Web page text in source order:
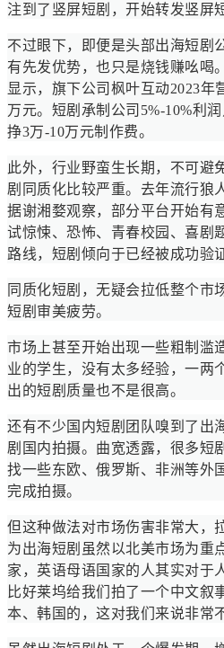
注到了竖屏短剧，开始转发竖屏
不过眼下，即便是头部出海短剧
有先发优势，也只是烧钱赚吆喝
显示，旗下公司枫叶互动2023年
万元。短剧承制公司5%-10%利
挣3万-10万元制作费。
此外，行业野蛮生长期，不可避
剧同质化比较严重。去年流行狼
据谢湘婺观察，部分平台开始有
试惊悚、恐怖、青春校园、喜剧
路线，短剧倾向于已经被成功验
同质化短剧，无疑会拉低整个市
短剧审美疲劳。
市场上甚至开始出现一些粗制滥
业的学生，没有太多经验，一两
出的短剧质量也不是很高。
还有不少国内短剧团队嗅到了出
剧国内拍摄。曲宽透露，很多短
找一些东欧、俄罗斯、非洲等外
完成拍摄。
但这种做法对市场伤害非常大，
为出海短剧虽然以北美市场为重
家，英语母语国家的人其实对于
比好莱坞给我们拍了一个中文叙
本、韩国的，这对我们来说非常